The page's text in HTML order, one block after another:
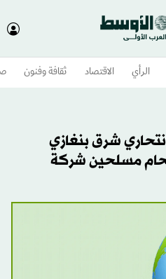
الرأي الاقتصاد ثقافة وفنون
شرق بنغازي
مسلحين شركة